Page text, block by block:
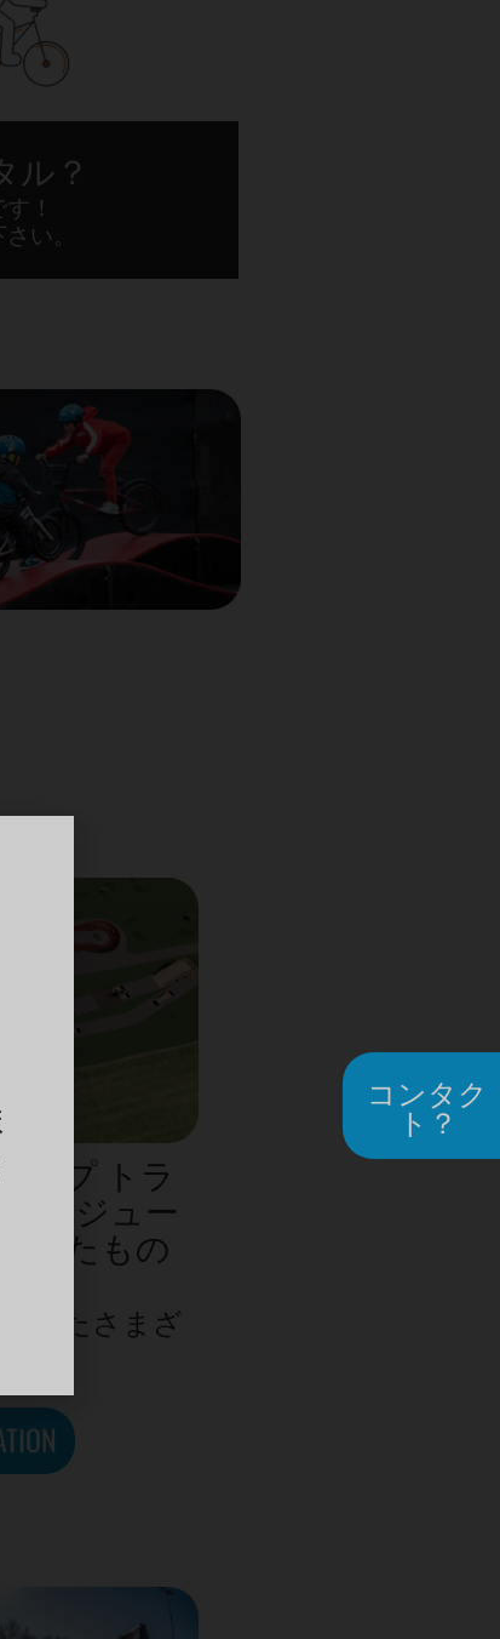
ル？
！
い。
パンプ トラ
モジュー
せたもの
向けたさまざ
コンタク
ト？